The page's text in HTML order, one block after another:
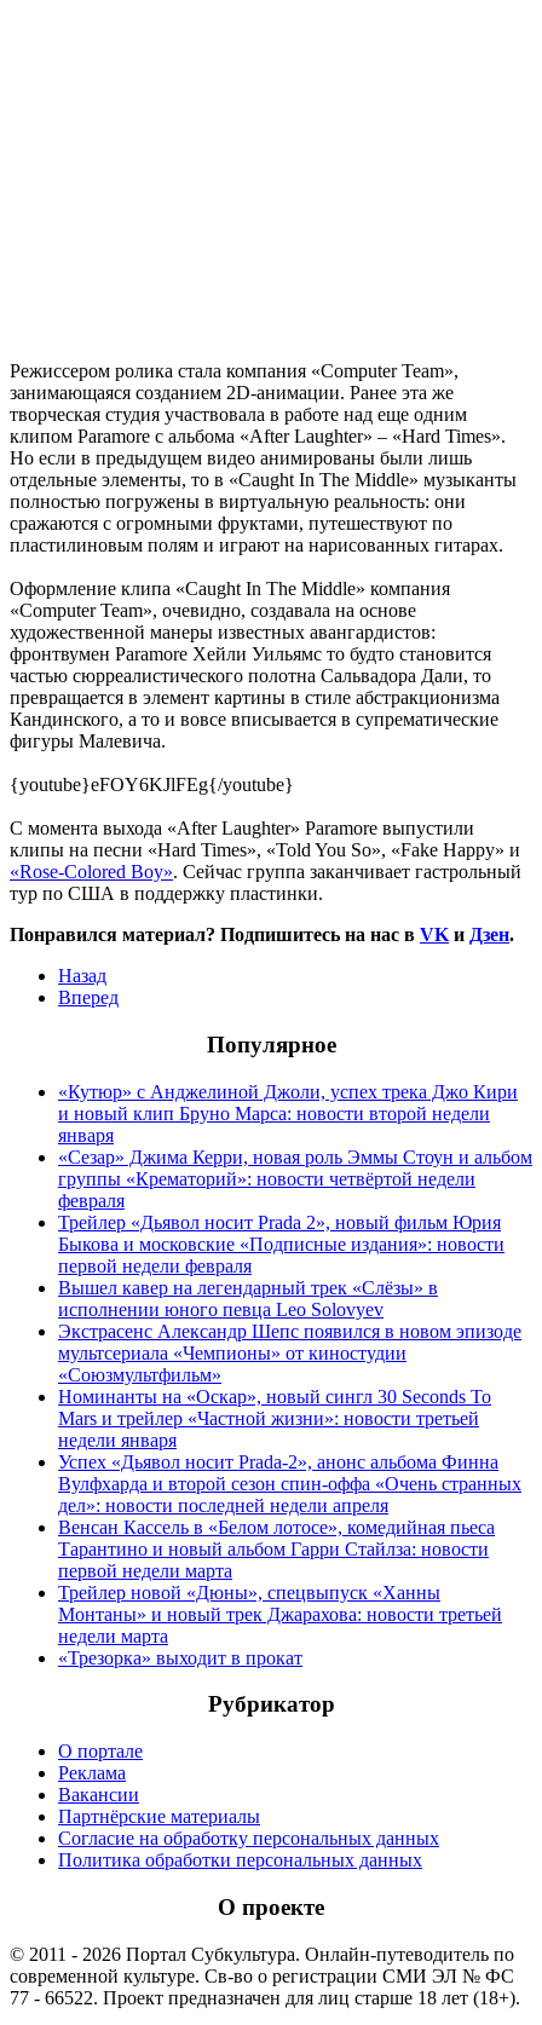
Режиссером ролика стала компания «Computer Team»,
занимающаяся созданием 2D-анимации. Ранее эта же
творческая студия участвовала в работе над еще одним
клипом Paramore с альбома «After Laughter» – «Hard Times».
Но если в предыдущем видео анимированы были лишь
отдельные элементы, то в «Caught In The Middle» музыканты
полностью погружены в виртуальную реальность: они
сражаются с огромными фруктами, путешествуют по
пластилиновым полям и играют на нарисованных гитарах.
Оформление клипа «Caught In The Middle» компания
«Computer Team», очевидно, создавала на основе
художественной манеры известных авангардистов:
фронтвумен Paramore Хейли Уильямс то будто становится
частью сюрреалистического полотна Сальвадора Дали, то
превращается в элемент картины в стиле абстракционизма
Кандинского, а то и вовсе вписывается в супрематические
фигуры Малевича.
{youtube}eFOY6KJlFEg{/youtube}
С момента выхода «After Laughter» Paramore выпустили
клипы на песни «Hard Times», «Told You So», «Fake Happy» и
«Rose-Colored Boy». Сейчас группа заканчивает гастрольный
тур по США в поддержку пластинки.
Понравился материал? Подпишитесь на нас в VK и Дзен.
Назад
Вперед
Популярное
«Кутюр» с Анджелиной Джоли, успех трека Джо Кири
и новый клип Бруно Марса: новости второй недели
января
«Сезар» Джима Керри, новая роль Эммы Стоун и альбом
группы «Крематорий»: новости четвёртой недели
февраля
Трейлер «Дьявол носит Prada 2», новый фильм Юрия
Быкова и московские «Подписные издания»: новости
первой недели февраля
Вышел кавер на легендарный трек «Слёзы» в
исполнении юного певца Leo Solovyev
Экстрасенс Александр Шепс появился в новом эпизоде
мультсериала «Чемпионы» от киностудии
«Союзмультфильм»
Номинанты на «Оскар», новый сингл 30 Seconds To
Mars и трейлер «Частной жизни»: новости третьей
недели января
Успех «Дьявол носит Prada-2», анонс альбома Финна
Вулфхарда и второй сезон спин-оффа «Очень странных
дел»: новости последней недели апреля
Венсан Кассель в «Белом лотосе», комедийная пьеса
Тарантино и новый альбом Гарри Стайлза: новости
первой недели марта
Трейлер новой «Дюны», спецвыпуск «Ханны
Монтаны» и новый трек Джарахова: новости третьей
недели марта
«Трезорка» выходит в прокат
Рубрикатор
О портале
Реклама
Вакансии
Партнёрские материалы
Согласие на обработку персональных данных
Политика обработки персональных данных
О проекте
© 2011 - 2026 Портал Субкультура. Онлайн-путеводитель по
современной культуре. Св-во о регистрации СМИ ЭЛ № ФС
77 - 66522. Проект предназначен для лиц старше 18 лет (18+).